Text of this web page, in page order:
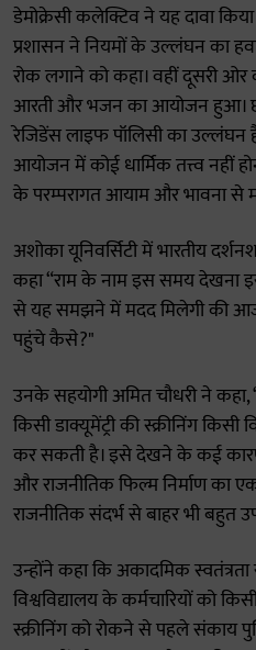
डेमोक्रेसी कलेक्टिव ने यह दावा
प्रशासन ने नियमों के उल्लंघन का
रोक लगाने को कहा। वहीं दूसरी ओर
आरती और भजन का आयोजन हुआ।
रेजिडेंस लाइफ पॉलिसी का उल्लंघन
आयोजन में कोई धार्मिक तत्त्व नहीं
के परम्परागत आयाम और भावना से
अशोका यूनिवर्सिटी में भारतीय
कहा “राम के नाम इस समय देखना
से यह समझने में मदद मिलेगी की
पहुंचे कैसे?"
उनके सहयोगी अमित चौधरी ने
किसी डाक्यूमेंट्री की स्क्रीनिंग किसी
कर सकती है। इसे देखने के कई कारण
और राजनीतिक फिल्म निर्माण का
राजनीतिक संदर्भ से बाहर भी बहुत
उन्होंने कहा कि अकादमिक
विश्वविद्यालय के कर्मचारियों को
स्क्रीनिंग को रोकने से पहले संकाय